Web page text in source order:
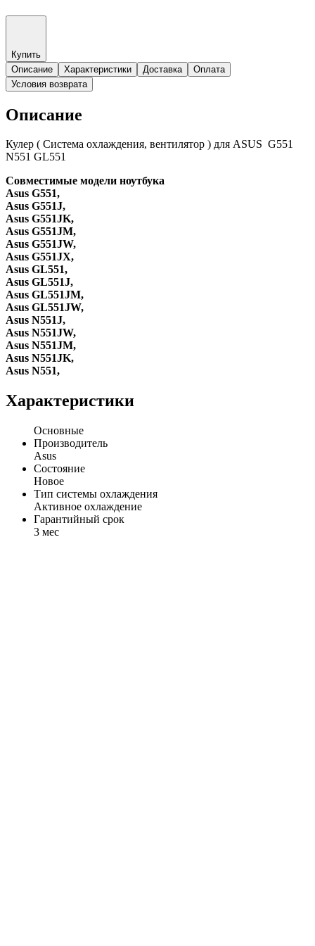
Купить
Описание
Характеристики Доставка
Оплата
Условия возврата
Описание
Кулер ( Система охлаждения, вентилятор ) для ASUS G551
N551 GL551
Совместимые модели ноутбука
Asus G551,
Asus G551J,
Asus G551JK,
Asus G551JM,
Asus G551JW,
Asus G551JX,
Asus GL551,
Asus GL551J,
Asus GL551JM,
Asus GL551JW,
Asus N551J,
Asus N551JW,
Asus N551JM,
Asus N551JK,
Asus N551,
Характеристики
Основные
Производитель
Asus
Состояние
Новое
Тип системы охлаждения
Активное охлаждение
Гарантийный срок
3 мес